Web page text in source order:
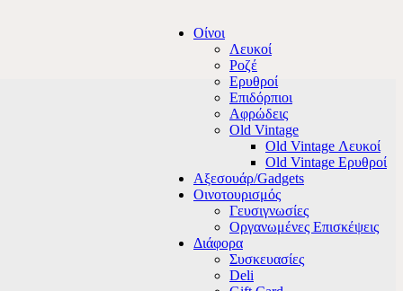
Οίνοι
Λευκοί
Ροζέ
Ερυθροί
Επιδόρπιοι
Αφρώδεις
Old Vintage
Old Vintage Λευκοί
Old Vintage Ερυθροί
Αξεσουάρ/Gadgets
Οινοτουρισμός
Γευσιγνωσίες
Οργανωμένες Επισκέψεις
Διάφορα
Συσκευασίες
Deli